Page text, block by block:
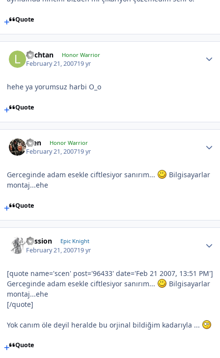
Quote
Lochtan Honor Warrior
February 21, 200719 yr
hehe ya yorumsuz harbi O_o
Quote
scen Honor Warrior
February 21, 200719 yr
Gerceginde adam esekle ciftlesiyor sanırım...
Bilgisayarlar
montaj...ehe
Quote
Passion Epic Knight
February 21, 200719 yr
[quote name='scen' post='96433' date='Feb 21 2007, 13:51 PM']
Gerceginde adam esekle ciftlesiyor sanırım...
Bilgisayarlar
montaj...ehe
[/quote]
Yok canım öle deyil heralde bu orjinal bildiğim kadarıyla ...
Quote